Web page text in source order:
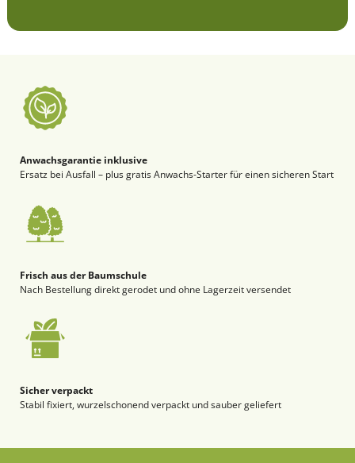
Anwachsgarantie inklusive
Ersatz bei Ausfall – plus gratis Anwachs-Starter für einen sicheren Start
Frisch aus der Baumschule
Nach Bestellung direkt gerodet und ohne Lagerzeit versendet
Sicher verpackt
Stabil fixiert, wurzelschonend verpackt und sauber geliefert